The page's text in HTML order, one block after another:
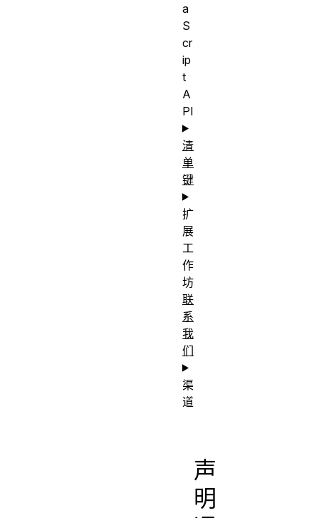
声
明
a
S
cr
ip
t
A
PI
清
单
键
扩
展
工
作
坊
联
系
我
们
渠
道